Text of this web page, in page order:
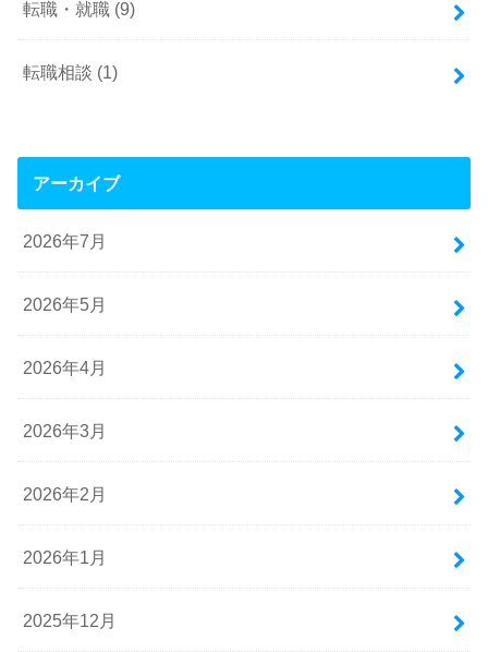
転職・就職 (9)
転職相談 (1)
アーカイブ
2026年7月
2026年5月
2026年4月
2026年3月
2026年2月
2026年1月
2025年12月